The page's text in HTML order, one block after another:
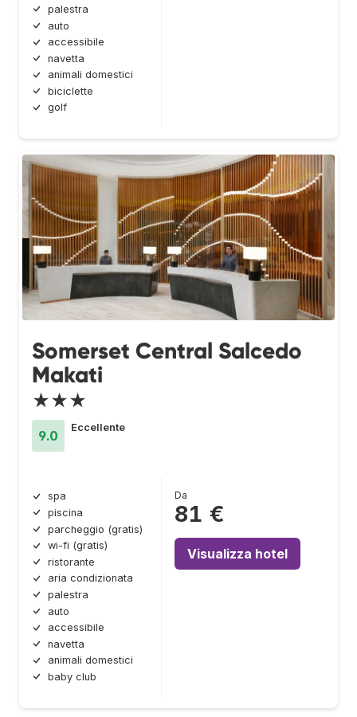
palestra
auto
accessibile
navetta
animali domestici
biciclette
golf
Somerset Central Salcedo
Makati
★★★
9.0
Eccellente
spa
piscina
parcheggio (gratis)
wi-fi (gratis)
ristorante
aria condizionata
palestra
auto
accessibile
navetta
animali domestici
baby club
Da
81 €
Visualizza hotel